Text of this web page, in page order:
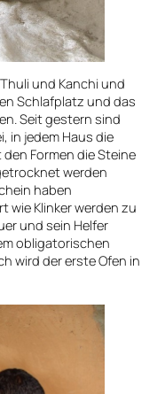
und Kanchi und
Schlafplatz und das
Seit gestern sind
in jedem Haus die
Formen die Steine
werden
haben
wie Klinker werden zu
und sein Helfer
obligatorischen
wird der erste Ofen in